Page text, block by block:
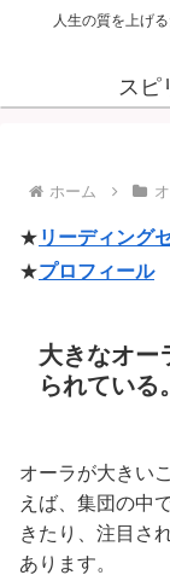
人生の質を上げ
スピ
ホーム
★ リーディング
★プロフィール
大きなオー
られている。
オーラが大きい
えば、集団の中
きたり、注目さ
あります。